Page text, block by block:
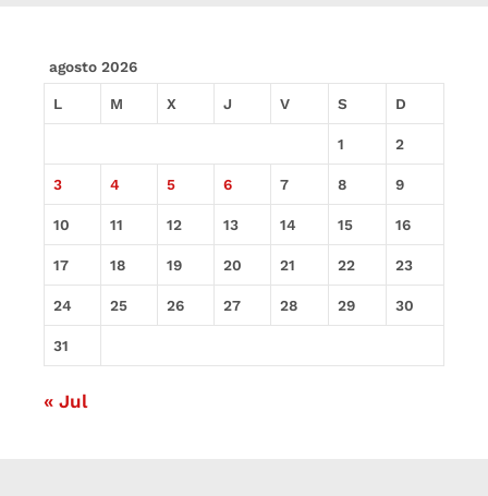
agosto 2026
L M X J V S D
1 2
3 4 5 6 7 8 9
10 11 12 13 14 15 16
17 18 19 20 21 22 23
24 25 26 27 28 29 30
31
« Jul